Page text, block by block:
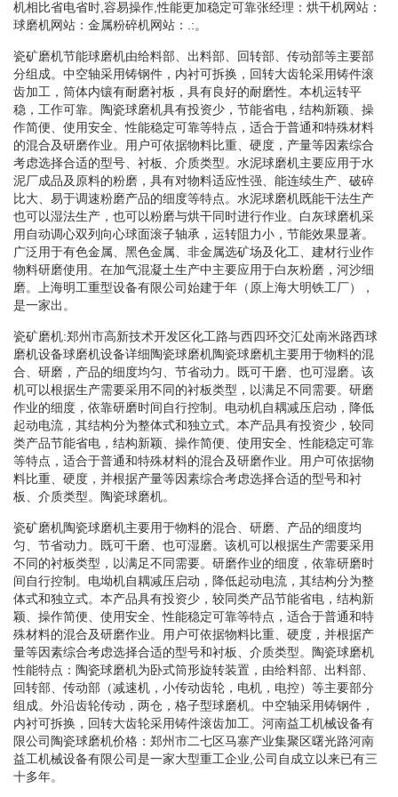
机相比省电省时,容易操作,性能更加稳定可靠张经理：烘干机网站：
球磨机网站：金属粉碎机网站：.:。
瓷矿磨机节能球磨机由给料部、出料部、回转部、传动部等主要部
分组成。中空轴采用铸钢件，内衬可拆换，回转大齿轮采用铸件滚
齿加工，筒体内镶有耐磨衬板，具有良好的耐磨性。本机运转平
稳，工作可靠。陶瓷球磨机具有投资少，节能省电，结构新颖、操
作简便、使用安全、性能稳定可靠等特点，适合于普通和特殊材料
的混合及研磨作业。用户可依据物料比重、硬度，产量等因素综合
考虑选择合适的型号、衬板、介质类型。水泥球磨机主要应用于水
泥厂成品及原料的粉磨，具有对物料适应性强、能连续生产、破碎
比大、易于调速粉磨产品的细度等特点。水泥球磨机既能干法生产
也可以湿法生产，也可以粉磨与烘干同时进行作业。白灰球磨机采
用自动调心双列向心球面滚子轴承，运转阻力小，节能效果显著。
广泛用于有色金属、黑色金属、非金属选矿场及化工、建材行业作
物料研磨使用。在加气混凝土生产中主要应用于白灰粉磨，河沙细
磨。上海明工重型设备有限公司始建于年（原上海大明铁工厂），
是一家出。
瓷矿磨机:郑州市高新技术开发区化工路与西四环交汇处南米路西球
磨机设备球磨机设备详细陶瓷球磨机陶瓷球磨机主要用于物料的混
合、研磨，产品的细度均匀、节省动力。既可干磨、也可湿磨。该
机可以根据生产需要采用不同的衬板类型，以满足不同需要。研磨
作业的细度，依靠研磨时间自行控制。电动机自耦减压启动，降低
起动电流，其结构分为整体式和独立式。本产品具有投资少，较同
类产品节能省电，结构新颖、操作简便、使用安全、性能稳定可靠
等特点，适合于普通和特殊材料的混合及研磨作业。用户可依据物
料比重、硬度，并根据产量等因素综合考虑选择合适的型号和衬
板、介质类型。陶瓷球磨机。
瓷矿磨机陶瓷球磨机主要用于物料的混合、研磨、产品的细度均
匀、节省动力。既可干磨、也可湿磨。该机可以根据生产需要采用
不同的衬板类型，以满足不同需要。研磨作业的细度，依靠研磨时
间自行控制。电坳机自耦减压启动，降低起动电流，其结构分为整
体式和独立式。本产品具有投资少，较同类产品节能省电，结构新
颖、操作简便、使用安全、性能稳定可靠等特点，适合于普通和特
殊材料的混合及研磨作业。用户可依据物料比重、硬度，并根据产
量等因素综合考虑选择合适的型号和衬板、介质类型。陶瓷球磨机
性能特点：陶瓷球磨机为卧式筒形旋转装置，由给料部、出料部、
回转部、传动部（减速机，小传动齿轮，电机，电控）等主要部分
组成。外沿齿轮传动，两仓，格子型球磨机。中空轴采用铸钢件，
内衬可拆换，回转大齿轮采用铸件滚齿加工。河南益工机械设备有
限公司陶瓷球磨机价格：郑州市二七区马寨产业集聚区曙光路河南
益工机械设备有限公司是一家大型重工企业,公司自成立以来已有三
十多年。